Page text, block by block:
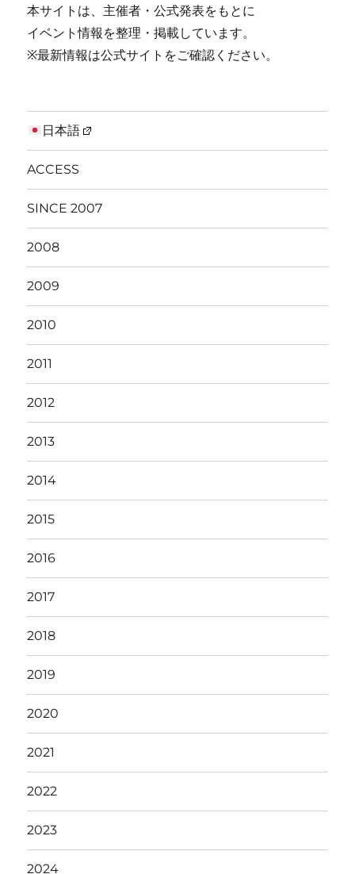
本サイトは、主催者・公式発表をもとに
イベント情報を整理・掲載しています。
※最新情報は公式サイトをご確認ください。
日本語
ACCESS
SINCE 2007
2008
2009
2010
2011
2012
2013
2014
2015
2016
2017
2018
2019
2020
2021
2022
2023
2024